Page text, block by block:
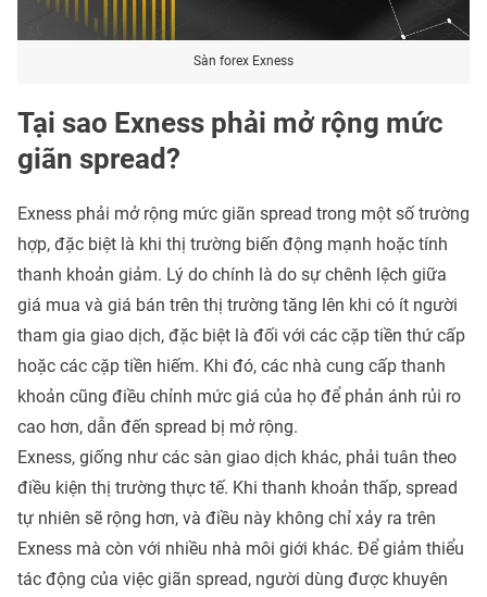
Sàn forex Exness
Tại sao Exness phải mở rộng mức
giãn spread?
Exness phải mở rộng mức giãn spread trong một số trường
hợp, đặc biệt là khi thị trường biến động mạnh hoặc tính
thanh khoản giảm. Lý do chính là do sự chênh lệch giữa
giá mua và giá bán trên thị trường tăng lên khi có ít người
tham gia giao dịch, đặc biệt là đối với các cặp tiền thứ cấp
hoặc các cặp tiền hiếm. Khi đó, các nhà cung cấp thanh
khoản cũng điều chỉnh mức giá của họ để phản ánh rủi ro
cao hơn, dẫn đến spread bị mở rộng.
Exness, giống như các sàn giao dịch khác, phải tuân theo
điều kiện thị trường thực tế. Khi thanh khoản thấp, spread
tự nhiên sẽ rộng hơn, và điều này không chỉ xảy ra trên
Exness mà còn với nhiều nhà môi giới khác. Để giảm thiểu
tác động của việc giãn spread, người dùng được khuyên